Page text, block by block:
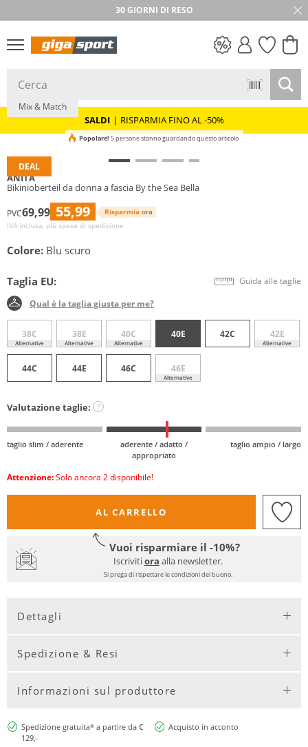
30 GIORNI DI RESO
SALDI
SALDI | RISPARMIA FINO AL -50%
DEAL
Taglie grandi
Mix & Match
Popolare! 5 persone stanno guardando questo articolo
ANITA
Bikinioberteil da donna a fascia By the Sea Bella
PVC69,99 55,99 Risparmia ora
IVA inclusa, più spese di spedizione
Colore: Blu scuro
Taglia EU: Guida alle taglie
Qual è la taglia giusta per me?
38C
Alternative
38E
Alternative
40C
Alternative
40E 42C 42E
Alternative
44C 44E 46C 46E
Alternative
Valutazione taglie: ?
taglio slim / aderente
aderente / adatto /
appropriato
taglio ampio / largo
Attenzione: Solo ancora 2 disponibile!
AL CARRELLO
Vuoi risparmiare il -10%?
Iscrivitiora alla newsletter.
Si prega di rispettare le condizioni del buono.
Dettagli
Spedizione & Resi
Informazioni sul produttore
Spedizione gratuita* a partire da €
129,-
Acquisto in acconto